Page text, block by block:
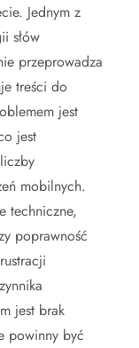
Jednym z
słów
przeprowadza
treści do
jest
jest
mobilnych.
techniczne,
poprawność
jest brak
powinny być